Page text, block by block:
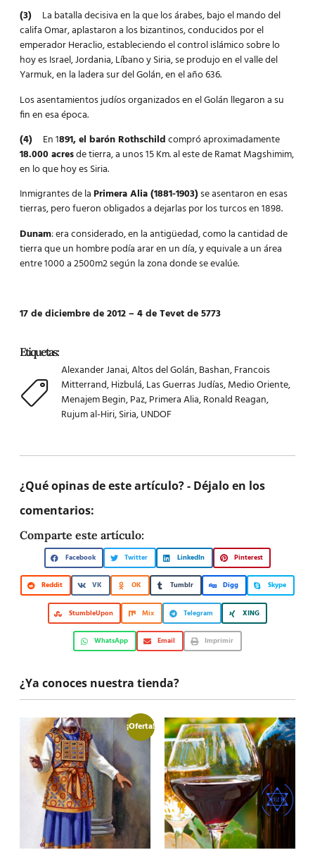
(3) La batalla decisiva en la que los árabes, bajo el mando del
califa Omar, aplastaron a los bizantinos, conducidos por el
emperador Heraclio, estableciendo el control islámico sobre lo
hoy es Israel, Jordania, Líbano y Siria, se produjo en el valle del
Yarmuk, en la ladera sur del Golán, en el año 636.
Los asentamientos judíos organizados en el Golán llegaron a su
fin en esa época.
(4) En 1891, el barón Rothschildcompró aproximadamente
18.000 acresde tierra, a unos 15 Km. al este de Ramat Magshimim,
en lo que hoy es Siria.
Inmigrantes de la Primera Alia (1881-1903)se asentaron en esas
tierras, pero fueron obligados a dejarlas por los turcos en 1898.
Dunam: era considerado, en la antigüedad, como la cantidad de
tierra que un hombre podía arar en un día, y equivale a un área
entre 1000 a 2500m2 según la zona donde se evalúe.
17 de diciembre de 2012 – 4 de Tevet de 5773
Etiquetas:
Alexander Janai,Altos del Golán,Bashan,Francois
Mitterrand,Hizbulá,Las Guerras Judías,Medio Oriente,
Menajem Begin,Paz,Primera Alia,Ronald Reagan,
Rujum al-Hiri,Siria,UNDOF
¿Qué opinas de este artículo? - Déjalo en los
comentarios:
Comparte este artículo:
Facebook Twitter LinkedIn Pinterest
Reddit VK OK Tumblr Digg Skype
StumbleUpon Mix Telegram XING
WhatsApp Email Imprimir
¿Ya conoces nuestra tienda?
¡Oferta!